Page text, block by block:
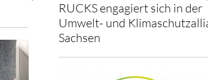
RUCKS engagiert sich in der
Umwelt- und
Sachsen